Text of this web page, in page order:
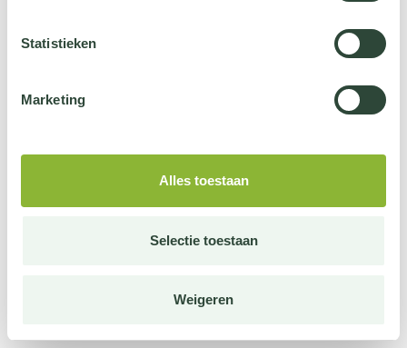
Statistieken
Marketing
Alles toestaan
Selectie toestaan
Weigeren